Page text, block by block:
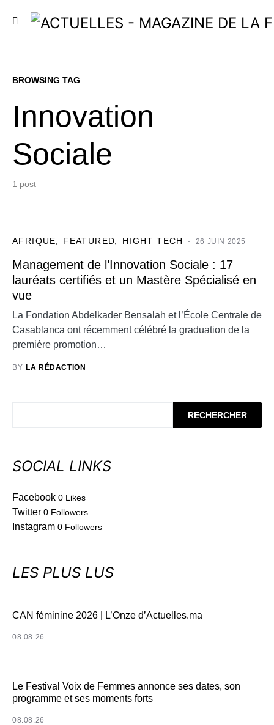
BROWSING TAG
Innovation
Sociale
1 post
AFRIQUE FEATURED HIGHT TECH 26 JUIN 2025
Management de l’Innovation Sociale : 17
lauréats certifiés et un Mastère Spécialisé en
vue
La Fondation Abdelkader Bensalah et l’École Centrale de
Casablanca ont récemment célébré la graduation de la
première promotion…
BY LA RÉDACTION
RECHERCHER
SOCIAL LINKS
Facebook 0 Likes
Twitter 0 Followers
Instagram 0 Followers
LES PLUS LUS
CAN féminine 2026 | L’Onze d’Actuelles.ma
08.08.26
Le Festival Voix de Femmes annonce ses dates, son
programme et ses moments forts
08.08.26